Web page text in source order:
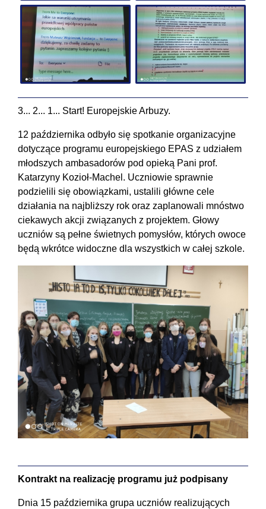
3... 2... 1... Start! Europejskie Arbuzy.
12 października odbyło się spotkanie organizacyjne
dotyczące programu europejskiego EPAS z udziałem
młodszych ambasadorów pod opieką Pani prof.
Katarzyny Kozioł-Machel. Uczniowie sprawnie
podzielili się obowiązkami, ustalili główne cele
działania na najbliższy rok oraz zaplanowali mnóstwo
ciekawych akcji związanych z projektem. Głowy
uczniów są pełne świetnych pomysłów, których owoce
będą wkrótce widoczne dla wszystkich w całej szkole.
Kontrakt na realizację programu już podpisany
Dnia 15 października grupa uczniów realizujących